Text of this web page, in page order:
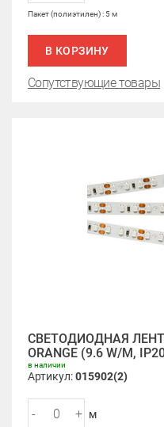
Пакет (полиэтилен) : 5 м
В КОРЗИНУ
Сопутствующие товары
СВЕТОДИОДНАЯ
ORANGE (9.6 W/M,
в наличии
Артикул:015902(2)
- + м